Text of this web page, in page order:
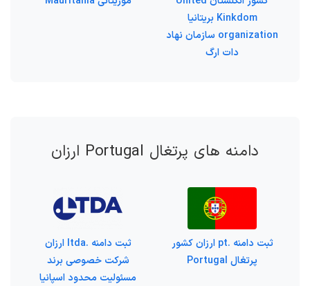
Kinkdom بریتانیا
organization سازمان نهاد
دات ارگ
دامنه های پرتغال Portugal ارزان
ثبت دامنه .pt ارزان کشور
پرتغال Portugal
ثبت دامنه .ltda ارزان
شرکت خصوصی برند
مسئولیت محدود اسپانیا